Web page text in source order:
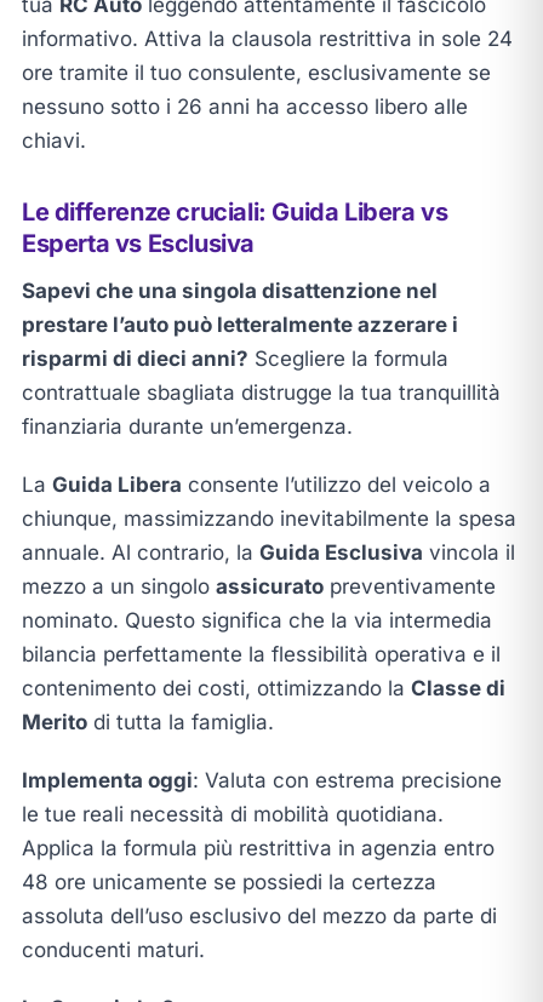
informativo. Attiva la clausola restrittiva in sole 24
ore tramite il tuo consulente, esclusivamente se
nessuno sotto i 26 anni ha accesso libero alle
chiavi.
Le differenze cruciali: Guida Libera vs
Esperta vs Esclusiva
Sapevi che una singola disattenzione nel
prestare l’auto può letteralmente azzerare i
risparmi di dieci anni? Scegliere la formula
contrattuale sbagliata distrugge la tua tranquillità
finanziaria durante un’emergenza.
La Guida Libera consente l’utilizzo del veicolo a
chiunque, massimizzando inevitabilmente la spesa
annuale. Al contrario, la Guida Esclusiva vincola il
mezzo a un singolo assicuratopreventivamente
nominato. Questo significa che la via intermedia
bilancia perfettamente la flessibilità operativa e il
contenimento dei costi, ottimizzando la Classe di
Meritodi tutta la famiglia.
Implementa oggi: Valuta con estrema precisione
le tue reali necessità di mobilità quotidiana.
Applica la formula più restrittiva in agenzia entro
48 ore unicamente se possiedi la certezza
assoluta dell’uso esclusivo del mezzo da parte di
conducenti maturi.